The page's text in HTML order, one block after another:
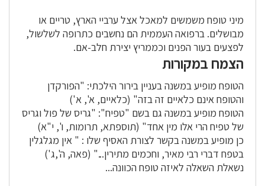
מיני טופח משמשים למאכל אצל ערביי הארץ, טריים או
מבושלים. ברפואה העממית הם נחשבים כתרופה לשלשול,
לפצעים בעור הפנים וכממריץ יצירת חלב-אם.
הצמח במקורות
הטופח מופיע במשנה בעניין בירור הילכתי: "הפורקדן
והטופח אינם כלאיים זה בזה" (כלאיים, א', א')
הטופח מופיע במשנה גם בשם "טפיח": "גריס של פול וגריס
של טפיח הרי אלו מין אחד" (תוספתא, תרומות, ו', י"א)
כן מופיע במשנה בקשר לצורת האסיף שלו : " אין מגלגלין
בטפח דברי רבי מאיר, וחכמים מתירין..." (פאה, ה',ג')
נשאלת השאלה לאיזה טופח הכוונה...